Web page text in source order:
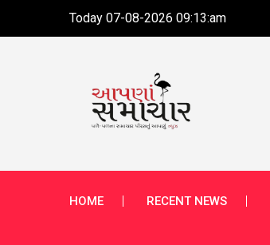
Today 07-08-2026 09:13:am
HOME RECENT NEWS